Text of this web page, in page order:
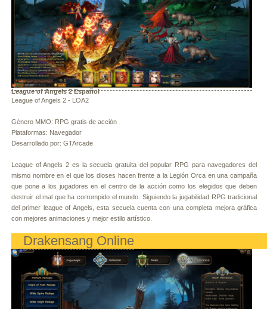
League of Angels 2 Español
League of Angels 2 - LOA2
Género MMO: RPG gratis de acción
Plataformas: Navegador
Desarrollado por: GTArcade
League of Angels 2 es la secuela gratuita del popular RPG para navegadores del
mismo nombre en el que los dioses hacen frente a la Legión Orca en una campaña
que pone a los jugadores en el centro de la acción como los elegidos que deben
destruir el mal que ha corrompido el mundo. Siguiendo la jugabilidad RPG tradicional
del primer league of Angels, esta secuela cuenta con una completa mejora gráfica
con mejores animaciones y mejor estilo artístico.
Drakensang Online